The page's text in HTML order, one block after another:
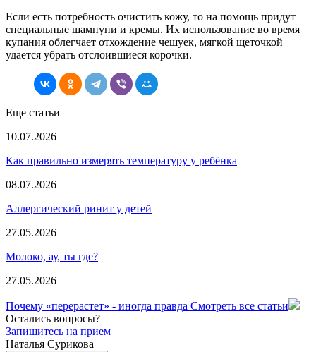
Если есть потребность очистить кожу, то на помощь придут
специальные шампуни и кремы. Их использование во время
купания облегчает отхождение чешуек, мягкой щеточкой
удается убрать отслоившиеся корочки.
Еще статьи
10.07.2026
Как правильно измерять температуру у ребёнка
08.07.2026
Аллергический ринит у детей
27.05.2026
Молоко, ау, ты где?
27.05.2026
Почему «перерастет» - иногда правда Смотреть все статьи
Остались вопросы?
Запишитесь на прием
Наталья Сурикова